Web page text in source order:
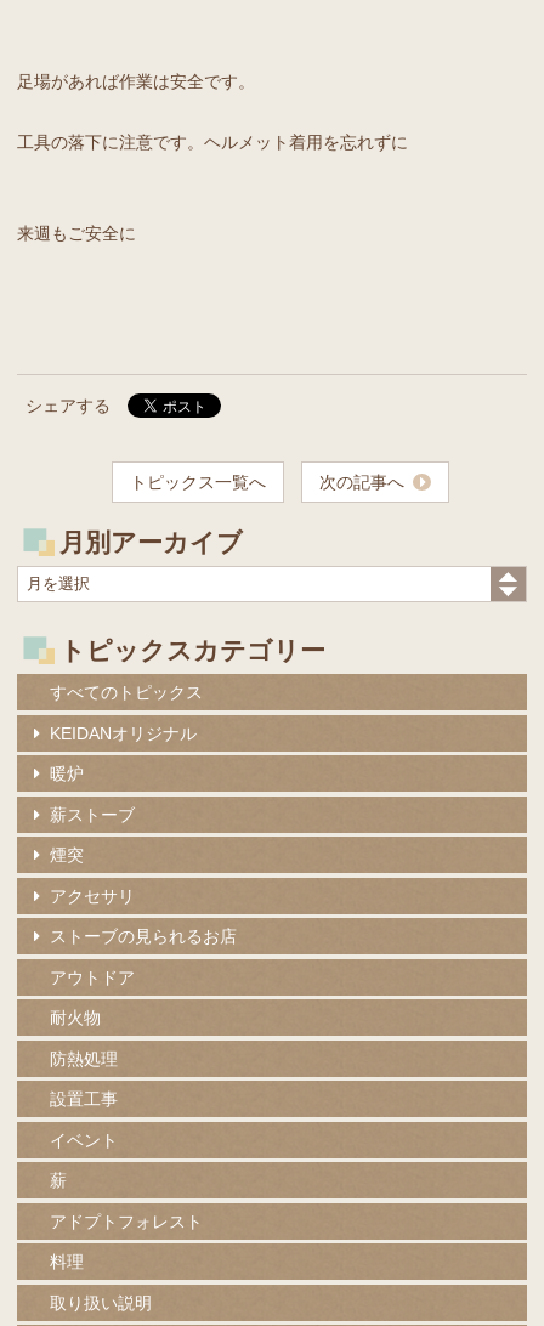
足場があれば作業は安全です。
工具の落下に注意です。ヘルメット着用を忘れずに
来週もご安全に
シェアする
トピックス一覧へ 次の記事へ
月別アーカイブ
トピックスカテゴリー
すべてのトピックス
KEIDANオリジナル
暖炉
薪ストーブ
煙突
アクセサリ
ストーブの見られるお店
アウトドア
耐火物
防熱処理
設置工事
イベント
薪
アドプトフォレスト
料理
取り扱い説明